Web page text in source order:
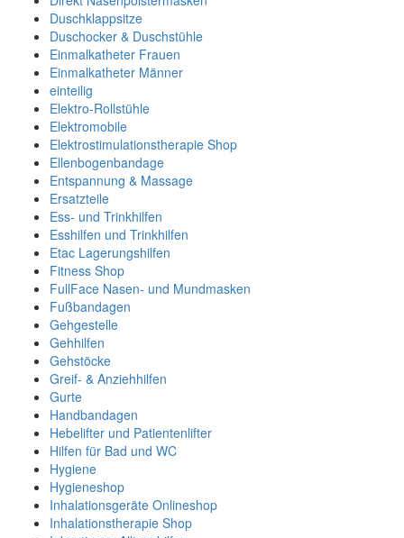
Duschklappsitze
Duschocker & Duschstühle
Einmalkatheter Frauen
Einmalkatheter Männer
einteilig
Elektro-Rollstühle
Elektromobile
Elektrostimulationstherapie Shop
Ellenbogenbandage
Entspannung & Massage
Ersatzteile
Ess- und Trinkhilfen
Esshilfen und Trinkhilfen
Etac Lagerungshilfen
Fitness Shop
FullFace Nasen- und Mundmasken
Fußbandagen
Gehgestelle
Gehhilfen
Gehstöcke
Greif- & Anziehhilfen
Gurte
Handbandagen
Hebelifter und Patientenlifter
Hilfen für Bad und WC
Hygiene
Hygieneshop
Inhalationsgeräte Onlineshop
Inhalationstherapie Shop